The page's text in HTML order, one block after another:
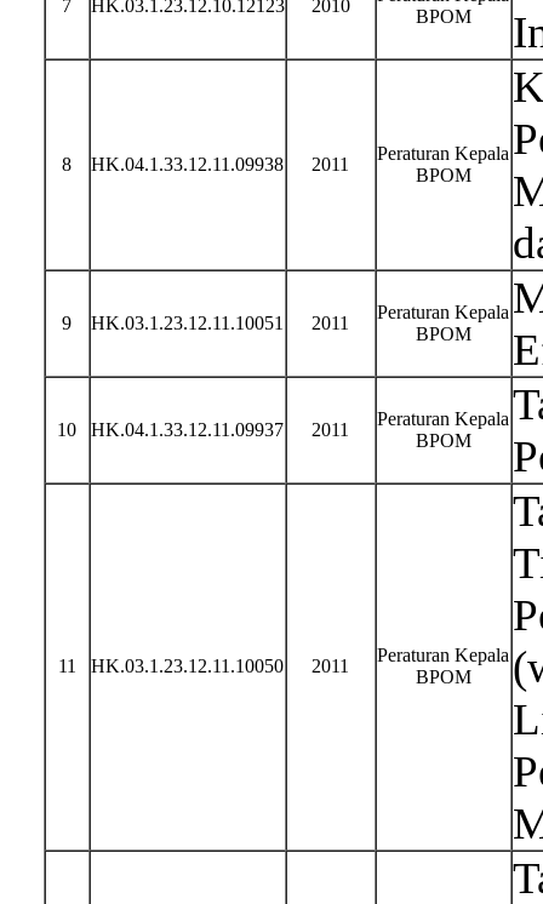
7 HK.03.1.23.12.10.12123 2010
BPOM
8 HK.04.1.33.12.11.09938 2011
Peraturan Kepala
BPOM
9 HK.03.1.23.12.11.10051 2011
Peraturan Kepala
BPOM
10 HK.04.1.33.12.11.09937 2011
Peraturan Kepala
BPOM
11 HK.03.1.23.12.11.10050 2011
Peraturan Kepala
BPOM